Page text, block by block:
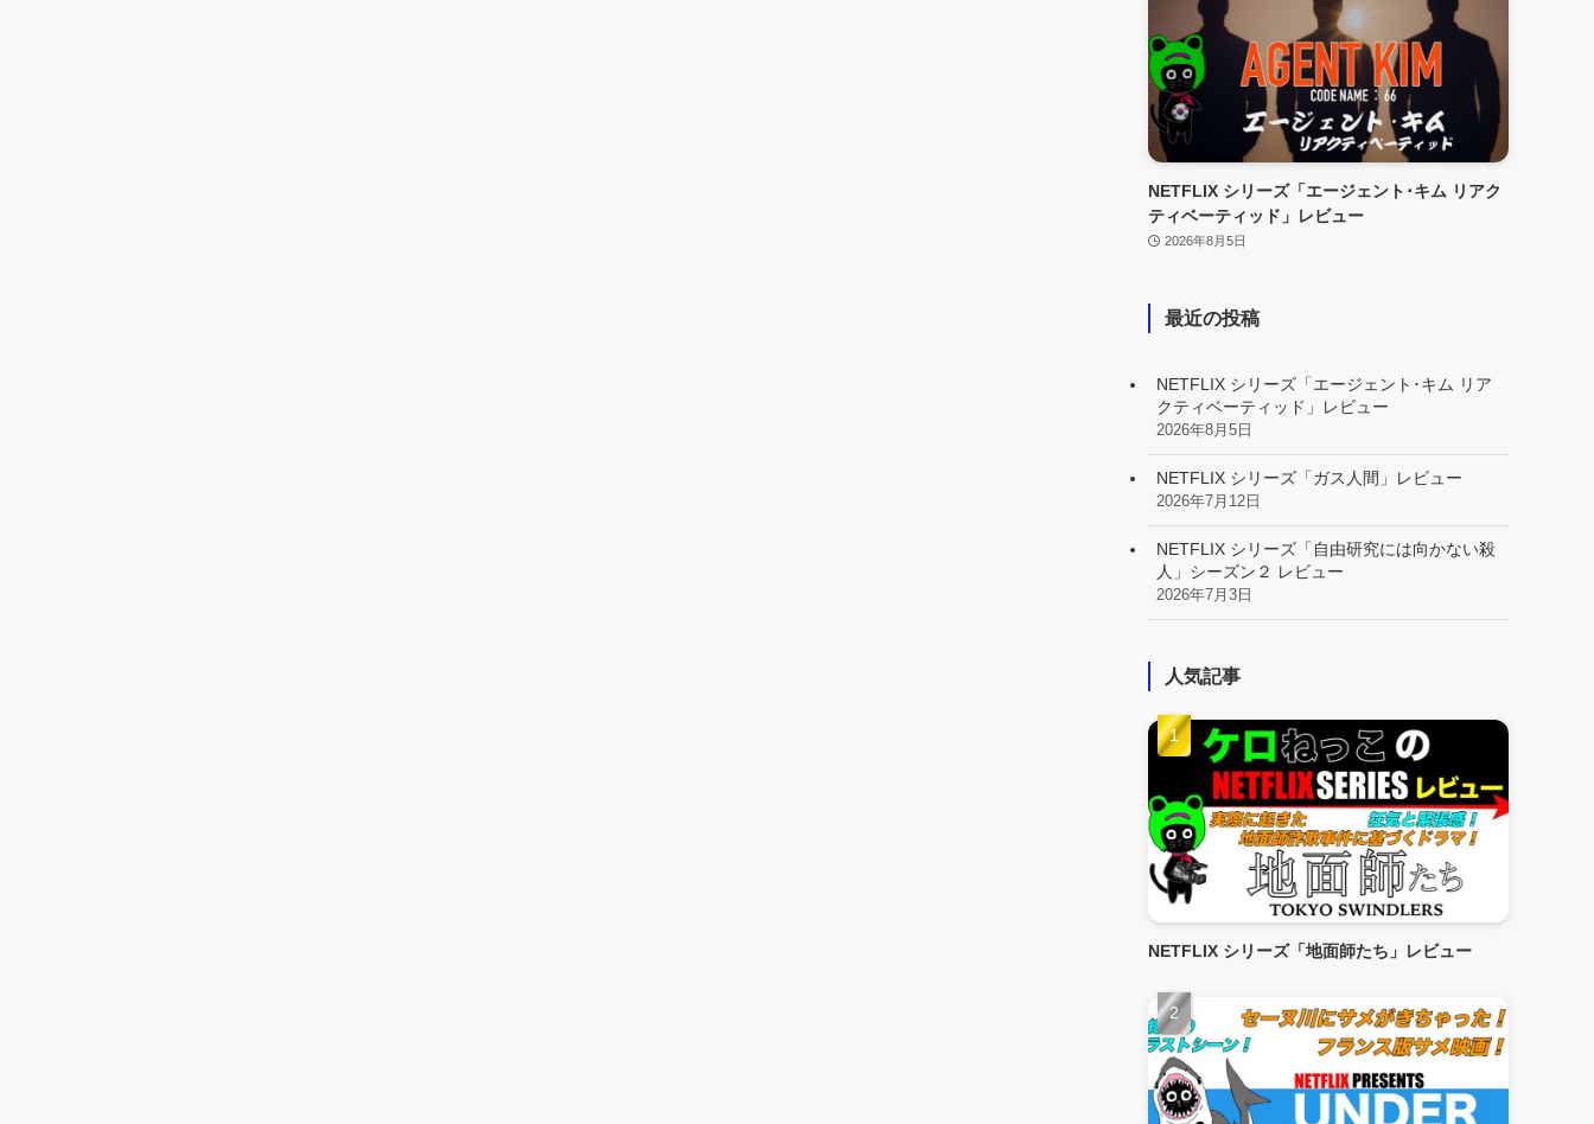
NETFLIX シリーズ「エージェント･キム リアク
ティベーティッド」レビュー
2026年8月5日
最近の投稿
NETFLIX シリーズ「エージェント･キム リア
クティベーティッド」レビュー
2026年8月5日
NETFLIX シリーズ「ガス人間」レビュー
2026年7月12日
NETFLIX シリーズ「自由研究には向かない殺
人」シーズン２ レビュー
2026年7月3日
人気記事
NETFLIX シリーズ「地面師たち」レビュー